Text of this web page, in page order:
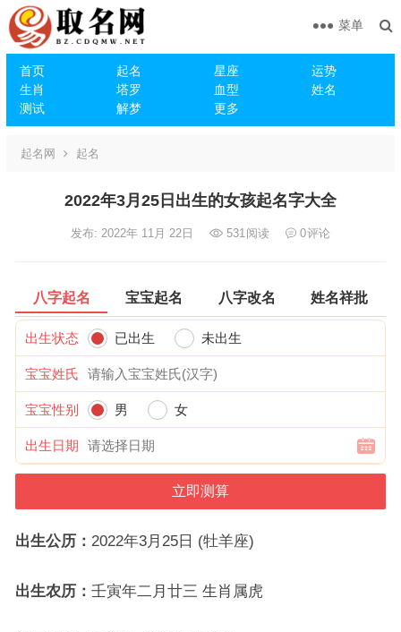
首页 起名 星座
运势
生肖
塔罗 血型
姓名
测试
解梦 更多
菜单
起名网 起名
2022年3月25日出生的女孩起名字大全
发布: 2022年 11月 22日 531阅读 0评论
八字起名 宝宝起名 八字改名 姓名祥批
出生状态 已出生 未出生
宝宝姓氏
宝宝性别 男 女
出生日期
出生公历： 2022年3月25日 (牡羊座)
出生农历： 壬寅年二月廿三 生肖属虎